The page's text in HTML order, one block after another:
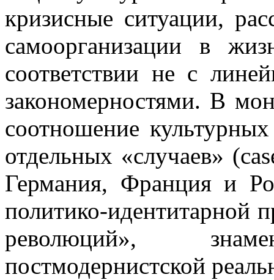
кризисные ситуации,
самоорганизации в
соответствии не с
закономерностями. В
соотношение
отдельных «случаев»
Германия, Франция и
политико-идентитарной
революций»,
постмодернистской